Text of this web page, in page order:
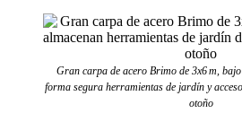
Gran carpa de acero Brimo de 3x6 m,
forma segura herramientas de jardín y
otoño